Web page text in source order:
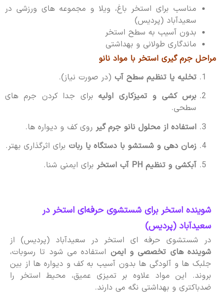
مناسب برای استخر باغ، ویلا و مجموعه های ورزشی در
سعیدآباد (پردیس)
بدون آسیب به سطح استخر
ماندگاری طولانی و بهداشتی
مراحل جرم گیری استخر با مواد نانو
تخلیه یا تنظیم سطح آب(در صورت نیاز).
برس کشی و تمیزکاری اولیهبرای جدا کردن جرم های
سطحی.
استفاده از محلول نانو جرم گیرروی کف و دیواره ها.
زمان دهی و شستشو با دستگاه یا رباتبرای اثرگذاری بهتر.
آبکشی و تنظیم PH آب استخر
برای ایمنی شنا.
شوینده استخر برای شستشوی حرفه‌ای استخر در
سعیدآباد (پردیس)
در شستشوی حرفه ای استخر در سعیدآباد (پردیس) از
شوینده های تخصصی و ایمناستفاده می شود تا رسوبات،
جلبک ها و آلودگی ها بدون آسیب به کف و دیواره ها از بین
بروند. این مواد علاوه بر تمیزی عمیق، محیط استخر را
ضدباکتری و بهداشتی نگه می دارند.